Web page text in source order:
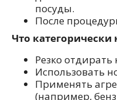
посуды.
После
Что категорически
Резко
Использовать
Применять
(например,